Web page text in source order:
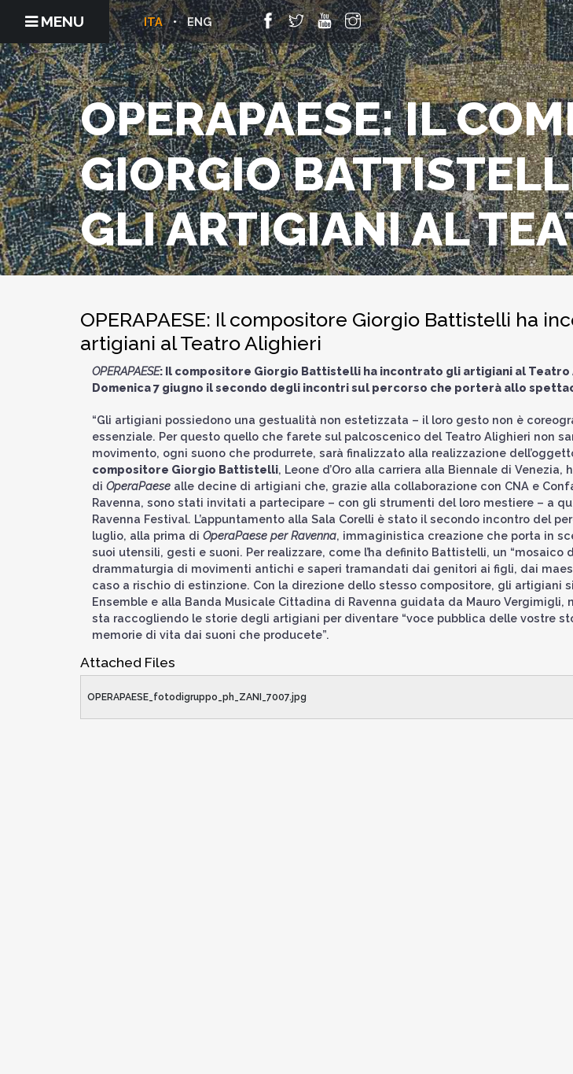
MENU ENG
ITA
OPERAPAESE: IL
GIORGIO
GLI ARTIGIANI AL
OPERAPAESE: Il compositore Giorgio Battistelli ha
artigiani al Teatro Alighieri
OPERAPAESE: Il compositore Giorgio Battistelli ha incontrato gli artigiani al Teatro
Domenica 7 giugno il secondo degli incontri sul percorso che porterà allo
“Gli artigiani possiedono una gestualità non estetizzata – il loro gesto non è
essenziale. Per questo quello che farete sul palcoscenico del Teatro Alighieri non
movimento, ogni suono che produrrete, sarà finalizzato alla realizzazione
compositore Giorgio Battistelli, Leone d’Oro alla carriera alla Biennale di
di OperaPaese alle decine di artigiani che, grazie alla collaborazione con CNA e
Ravenna, sono stati invitati a partecipare – con gli strumenti del loro mestiere – a
Ravenna Festival. L’appuntamento alla Sala Corelli è stato il secondo incontro del
luglio, alla prima di OperaPaese per Ravenna, immaginistica creazione che porta in
suoi utensili, gesti e suoni. Per realizzare, come l’ha definito Battistelli, un “mosaico
drammaturgia di movimenti antichi e saperi tramandati dai genitori ai figli, dai
caso a rischio di estinzione. Con la direzione dello stesso compositore, gli artigiani
Ensemble e alla Banda Musicale Cittadina di Ravenna guidata da Mauro Vergimigli,
sta raccogliendo le storie degli artigiani per diventare “voce pubblica delle vostre
memorie di vita dai suoni che producete”.
Attached Files
OPERAPAESE_fotodigruppo_ph_ZANI_7007.jpg